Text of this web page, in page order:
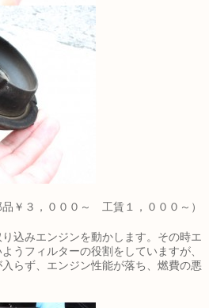
￥３，０００～ 工賃１，０００～）
込みエンジンを動かします。その時エ
うフィルターの役割をしていますが、
らず、エンジン性能が落ち、燃費の悪